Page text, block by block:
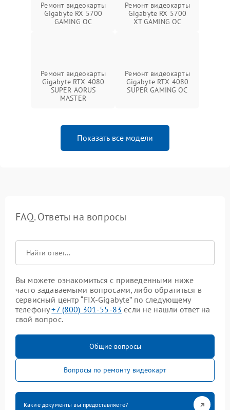
Ремонт видеокарты
Gigabyte RX 5700
GAMING OC
Ремонт видеокарты
Gigabyte RX 5700
XT GAMING OC
Ремонт видеокарты
Gigabyte RTX 4080
SUPER AORUS
MASTER
Ремонт видеокарты
Gigabyte RTX 4080
SUPER GAMING OC
Показать все модели
FAQ. Ответы на вопросы
Вы можете ознакомиться с приведенными ниже
часто задаваемыми вопросами, либо обратиться в
сервисный центр “FIX-Gigabyte” по следующему
телефону+7 (800) 301-55-83 если не нашли ответ на
свой вопрос.
Общие вопросы
Вопросы по ремонту видеокарт
Какие документы вы предоставляете?